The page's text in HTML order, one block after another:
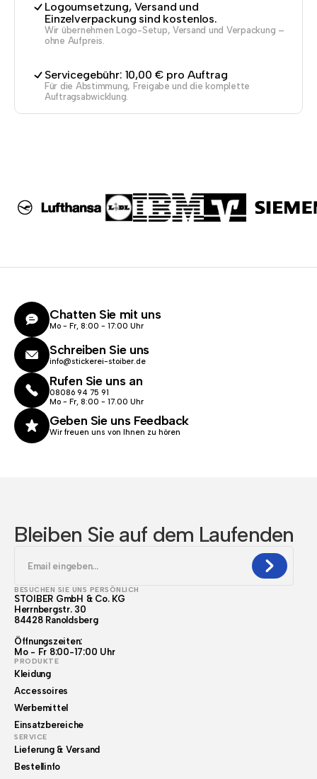
Logoumsetzung, Versand und
Einzelverpackung sind kostenlos.
Wir übernehmen Logo-Setup, Versand und Verpackung –
ohne Aufpreis.
Servicegebühr: 10,00 € pro Auftrag
Für die Abstimmung, Freigabe und die komplette
Auftragsabwicklung.
Chatten Sie mit uns
Mo - Fr, 8:00 - 17:00 Uhr
Schreiben Sie uns
info@stickerei-stoiber.de
Rufen Sie uns an
08086 94 75 91
Mo - Fr, 8:00 - 17.00 Uhr
Geben Sie uns Feedback
Wir freuen uns von Ihnen zu hören
Bleiben Sie auf dem Laufenden
BESUCHEN SIE UNS PERSÖNLICH
STOIBER GmbH & Co. KG
Herrnbergstr. 30
84428 Ranoldsberg
Öffnungszeiten:
Mo - Fr 8:00-17:00 Uhr
PRODUKTE
Kleidung
Accessoires
Werbemittel
Einsatzbereiche
SERVICE
Lieferung & Versand
Bestellinfo